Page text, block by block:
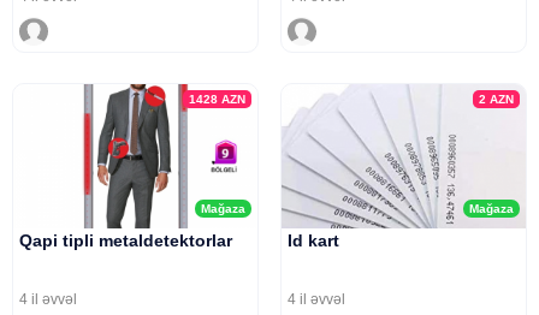
Mağaza
1428AZN
Qapi tipli metaldetektorlar
4 il əvvəl
Mağaza
2 AZN
Id kart
4 il əvvəl